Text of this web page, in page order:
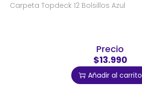
Carpeta Topdeck 12 Bolsillos Azul
Precio
$13.990
Añadir al carrito